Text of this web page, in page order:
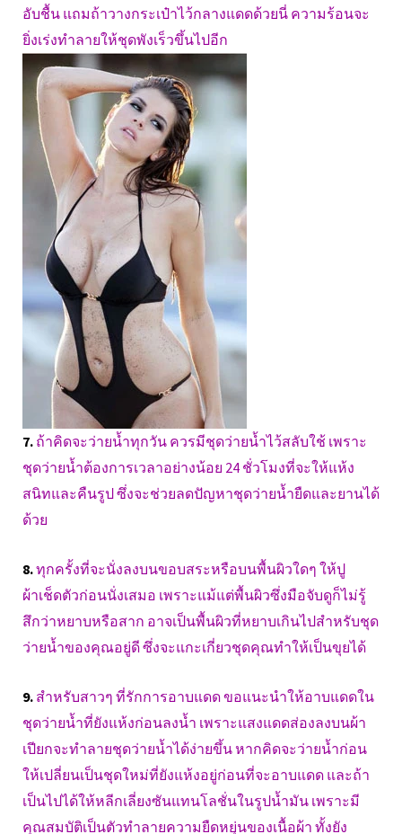
อับชื้น แถมถ้าวางกระเป๋าไว้กลางแดดด้วยนี่ ความร้อนจะ
ยิ่งเร่งทำลายให้ชุดพังเร็วขึ้นไปอีก
7. ถ้าคิดจะว่ายน้ำทุกวัน ควรมีชุดว่ายน้ำไว้สลับใช้ เพราะ
ชุดว่ายน้ำต้องการเวลาอย่างน้อย 24 ชั่วโมงที่จะให้แห้ง
สนิทและคืนรูป ซึ่งจะช่วยลดปัญหาชุดว่ายน้ำยืดและยานได้
ด้วย
8.ทุกครั้งที่จะนั่งลงบนขอบสระหรือบนพื้นผิวใดๆ ให้ปู
ผ้าเช็ดตัวก่อนนั่งเสมอ เพราะแม้แต่พื้นผิวซึ่งมือจับดูก็ไม่รู้
สึกว่าหยาบหรือสาก อาจเป็นพื้นผิวที่หยาบเกินไปสำหรับชุด
ว่ายน้ำของคุณอยู่ดี ซึ่งจะแกะเกี่ยวชุดคุณทำให้เป็นขุยได้
9. สำหรับสาวๆ ที่รักการอาบแดด ขอแนะนำให้อาบแดดใน
ชุดว่ายน้ำที่ยังแห้งก่อนลงน้ำ เพราะแสงแดดส่องลงบนผ้า
เปียกจะทำลายชุดว่ายน้ำได้ง่ายขึ้น หากคิดจะว่ายน้ำก่อน
ให้เปลี่ยนเป็นชุดใหม่ที่ยังแห้งอยู่ก่อนที่จะอาบแดด และถ้า
เป็นไปได้ให้หลีกเลี่ยงซันแทนโลชั่นในรูปน้ำมัน เพราะมี
คุณสมบัติเป็นตัวทำลายความยืดหยุ่นของเนื้อผ้า ทั้งยัง